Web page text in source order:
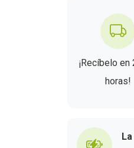
¡Recíbelo
horas!